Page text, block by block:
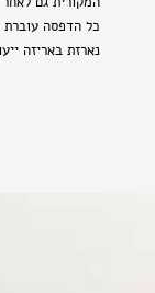
כל הדפסה עוברת
נארזת באריזה